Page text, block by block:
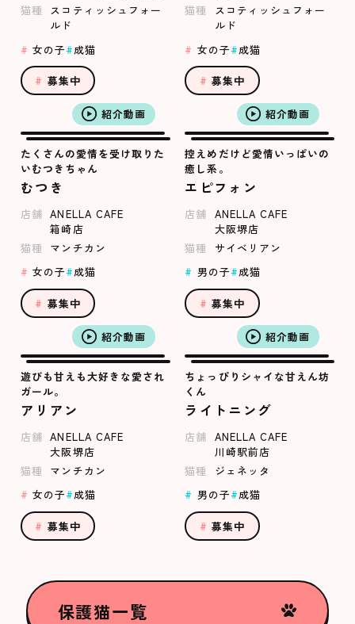
猫種
スコティッシュフォー
ルド
女の子
成猫
募集中
猫種
スコティッシュフォー
ルド
女の子
成猫
募集中
紹介動画
たくさんの愛情を受け取りた
いむつきちゃん
むつき
店舗 ANELLA CAFE
箱崎店
猫種
マンチカン
女の子
成猫
募集中
紹介動画
控えめだけど愛情いっぱいの
癒し系。
エピフォン
店舗 ANELLA CAFE
大阪堺店
猫種
サイベリアン
男の子
成猫
募集中
紹介動画
遊びも甘えも大好きな愛され
ガール。
アリアン
店舗 ANELLA CAFE
大阪堺店
猫種
マンチカン
女の子
成猫
募集中
紹介動画
ちょっぴりシャイな甘えん坊
くん
ライトニング
店舗 ANELLA CAFE
川崎駅前店
猫種
ジェネッタ
男の子
成猫
募集中
保護猫一覧